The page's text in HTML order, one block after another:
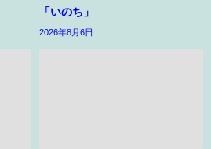
「いのち」
2026年8月6日